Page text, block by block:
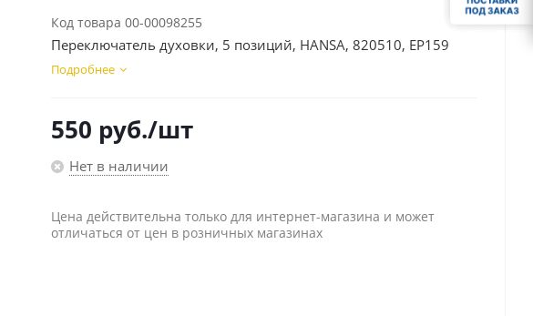
Код товара 00-00098255
Переключатель духовки, 5 позиций, HANSA, 820510, EP159
Подробнее
550 руб./шт
Нет в наличии
Цена действительна только для интернет-магазина и может
отличаться от цен в розничных магазинах